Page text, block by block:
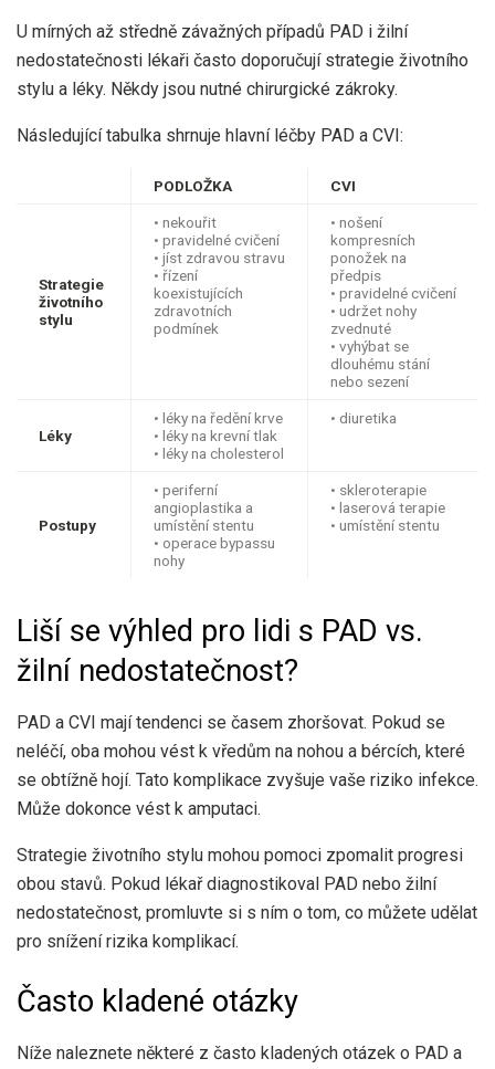
U mírných až středně závažných případů PAD i žilní
nedostatečnosti lékaři často doporučují strategie životního
stylu a léky. Někdy jsou nutné chirurgické zákroky.
Následující tabulka shrnuje hlavní léčby PAD a CVI:
PODLOŽKA CVI
Strategie
životního
stylu
• nekouřit
• pravidelné cvičení
• jíst zdravou stravu
• řízení
koexistujících
zdravotních
podmínek
• nošení
kompresních
ponožek na
předpis
• pravidelné cvičení
• udržet nohy
zvednuté
• vyhýbat se
dlouhému stání
nebo sezení
Léky
• léky na ředění krve
• léky na krevní tlak
• léky na cholesterol
• diuretika
Postupy
• periferní
angioplastika a
umístění stentu
• operace bypassu
nohy
• skleroterapie
• laserová terapie
• umístění stentu
Liší se výhled pro lidi s PAD vs.
žilní nedostatečnost?
PAD a CVI mají tendenci se časem zhoršovat. Pokud se
neléčí, oba mohou vést k vředům na nohou a bércích, které
se obtížně hojí. Tato komplikace zvyšuje vaše riziko infekce.
Může dokonce vést k amputaci.
Strategie životního stylu mohou pomoci zpomalit progresi
obou stavů. Pokud lékař diagnostikoval PAD nebo žilní
nedostatečnost, promluvte si s ním o tom, co můžete udělat
pro snížení rizika komplikací.
Často kladené otázky
Níže naleznete některé z často kladených otázek o PAD a